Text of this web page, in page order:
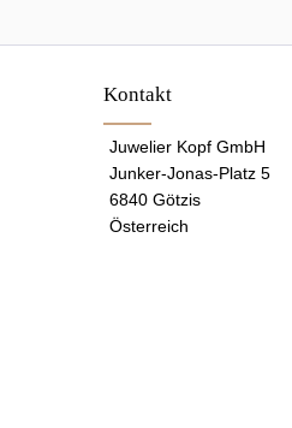
Kontakt
Juwelier Kopf GmbH
Junker-Jonas-Platz 5
6840 Götzis
Österreich